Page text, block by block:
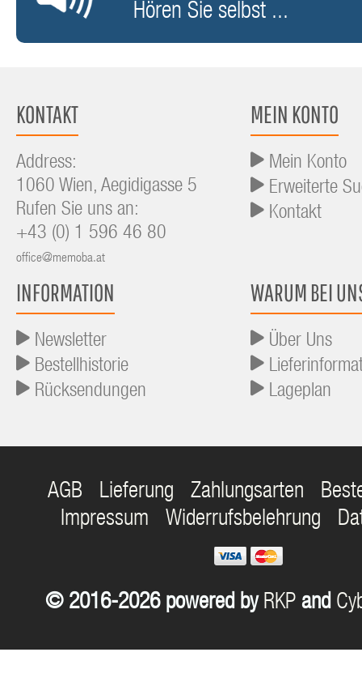
Hören Sie selbst ...
KONTAKT
Address:
1060 Wien, Aegidigasse 5
Rufen Sie uns an:
+43 (0) 1 596 46 80
office@memoba.at
MEIN KONTO
Mein Konto
Erweiterte
Kontakt
INFORMATION
Newsletter
Bestellhistorie
Rücksendungen
WARUM BEI
Über Uns
Lageplan
AGB Lieferung Zahlungsarten
Impressum
Widerrufsbelehrung
© 2016-2026 powered by RKP and